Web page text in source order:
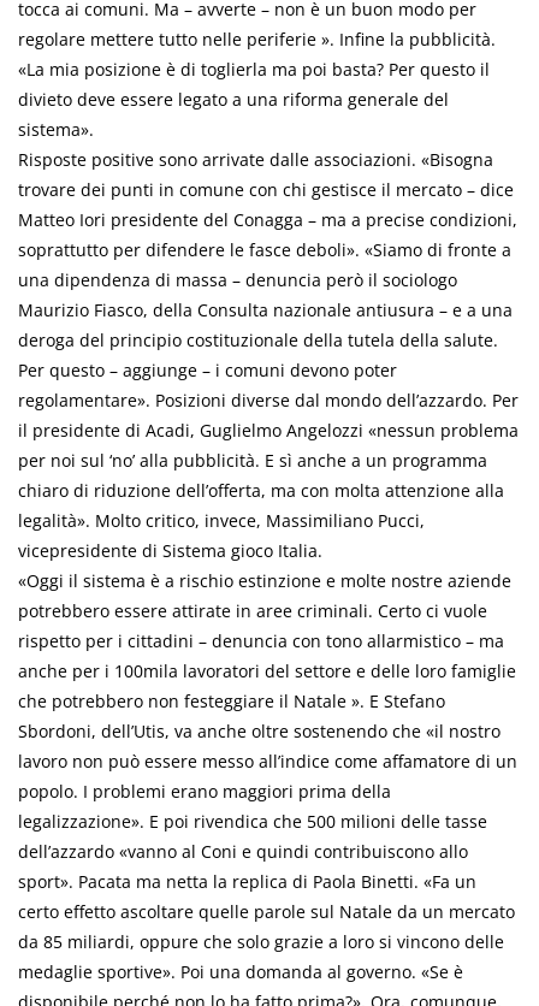
tocca ai comuni. Ma – avverte – non è un buon modo per
regolare mettere tutto nelle periferie ». Infine la pubblicità.
«La mia posizione è di toglierla ma poi basta? Per questo il
divieto deve essere legato a una riforma generale del
sistema».
Risposte positive sono arrivate dalle associazioni. «Bisogna
trovare dei punti in comune con chi gestisce il mercato – dice
Matteo Iori presidente del Conagga – ma a precise condizioni,
soprattutto per difendere le fasce deboli». «Siamo di fronte a
una dipendenza di massa – denuncia però il sociologo
Maurizio Fiasco, della Consulta nazionale antiusura – e a una
deroga del principio costituzionale della tutela della salute.
Per questo – aggiunge – i comuni devono poter
regolamentare». Posizioni diverse dal mondo dell’azzardo. Per
il presidente di Acadi, Guglielmo Angelozzi «nessun problema
per noi sul ‘no’ alla pubblicità. E sì anche a un programma
chiaro di riduzione dell’offerta, ma con molta attenzione alla
legalità». Molto critico, invece, Massimiliano Pucci,
vicepresidente di Sistema gioco Italia.
«Oggi il sistema è a rischio estinzione e molte nostre aziende
potrebbero essere attirate in aree criminali. Certo ci vuole
rispetto per i cittadini – denuncia con tono allarmistico – ma
anche per i 100mila lavoratori del settore e delle loro famiglie
che potrebbero non festeggiare il Natale ». E Stefano
Sbordoni, dell’Utis, va anche oltre sostenendo che «il nostro
lavoro non può essere messo all’indice come affamatore di un
popolo. I problemi erano maggiori prima della
legalizzazione». E poi rivendica che 500 milioni delle tasse
dell’azzardo «vanno al Coni e quindi contribuiscono allo
sport». Pacata ma netta la replica di Paola Binetti. «Fa un
certo effetto ascoltare quelle parole sul Natale da un mercato
da 85 miliardi, oppure che solo grazie a loro si vincono delle
medaglie sportive». Poi una domanda al governo. «Se è